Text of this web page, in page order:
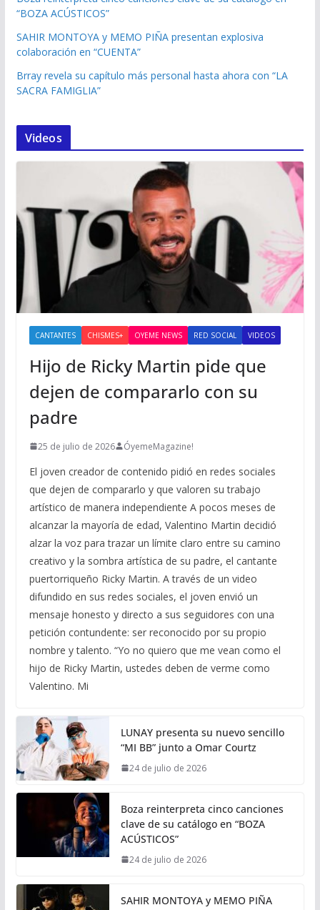
“BOZA ACÚSTICOS”
SAHIR MONTOYA y MEMO PIÑA presentan explosiva
colaboración en “CUENTA”
Brray revela su capítulo más personal hasta ahora con “LA
SACRA FAMIGLIA”
Videos
CANTANTES CHISMES+ OYEME NEWS RED SOCIAL VIDEOS
Hijo de Ricky Martin pide que
dejen de compararlo con su
padre
25 de julio de 2026 ÓyemeMagazine!
El joven creador de contenido pidió en redes sociales
que dejen de compararlo y que valoren su trabajo
artístico de manera independiente A pocos meses de
alcanzar la mayoría de edad, Valentino Martin decidió
alzar la voz para trazar un límite claro entre su camino
creativo y la sombra artística de su padre, el cantante
puertorriqueño Ricky Martin. A través de un video
difundido en sus redes sociales, el joven envió un
mensaje honesto y directo a sus seguidores con una
petición contundente: ser reconocido por su propio
nombre y talento. “Yo no quiero que me vean como el
hijo de Ricky Martin, ustedes deben de verme como
Valentino. Mi
LUNAY presenta su nuevo sencillo
“MI BB” junto a Omar Courtz
24 de julio de 2026
Boza reinterpreta cinco canciones
clave de su catálogo en “BOZA
ACÚSTICOS”
24 de julio de 2026
SAHIR MONTOYA y MEMO PIÑA